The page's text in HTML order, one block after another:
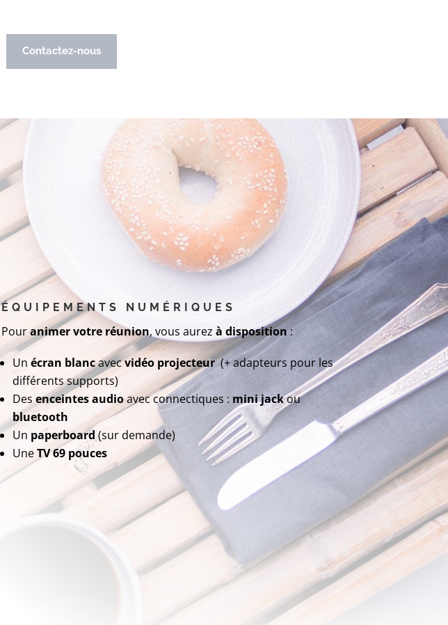
Contactez-nous
ÉQUIPEMENTS NUMÉRIQUES
Pouranimer votre réunion, vous aurez à disposition:
Un écran blancavecvidéo projecteur(+ adapteurs pour les
différents supports)
Desenceintes audioavec connectiques : mini jackou
bluetooth
Un paperboard (sur demande)
UneTV 69 pouces